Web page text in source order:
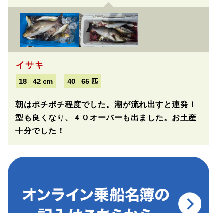
イサキ
18 - 42 cm 40 - 65 匹
朝はポチポチ程度でした。潮が流れ出すと連発！
型も良くなり、４０オーバーも出ました。お土産
十分でした！